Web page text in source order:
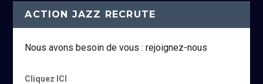
ACTION JAZZ RECRUTE
Nous avons besoin de vous : rejoignez-nous
Cliquez ICI